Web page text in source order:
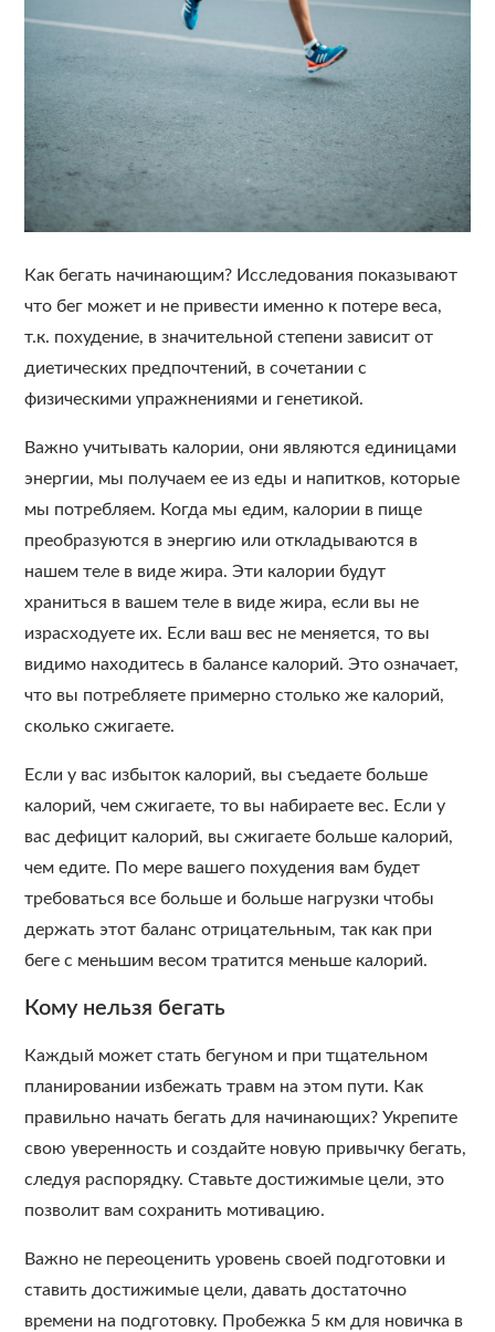
Как бегать начинающим? Исследования показывают
что бег может и не привести именно к потере веса,
т.к. похудение, в значительной степени зависит от
диетических предпочтений, в сочетании с
физическими упражнениями и генетикой.
Важно учитывать калории, они являются единицами
энергии, мы получаем ее из еды и напитков, которые
мы потребляем. Когда мы едим, калории в пище
преобразуются в энергию или откладываются в
нашем теле в виде жира. Эти калории будут
храниться в вашем теле в виде жира, если вы не
израсходуете их. Если ваш вес не меняется, то вы
видимо находитесь в балансе калорий. Это означает,
что вы потребляете примерно столько же калорий,
сколько сжигаете.
Если у вас избыток калорий, вы съедаете больше
калорий, чем сжигаете, то вы набираете вес. Если у
вас дефицит калорий, вы сжигаете больше калорий,
чем едите. По мере вашего похудения вам будет
требоваться все больше и больше нагрузки чтобы
держать этот баланс отрицательным, так как при
беге с меньшим весом тратится меньше калорий.
Кому нельзя бегать
Каждый может стать бегуном и при тщательном
планировании избежать травм на этом пути. Как
правильно начать бегать для начинающих? Укрепите
свою уверенность и создайте новую привычку бегать,
следуя распорядку. Ставьте достижимые цели, это
позволит вам сохранить мотивацию.
Важно не переоценить уровень своей подготовки и
ставить достижимые цели, давать достаточно
времени на подготовку. Пробежка 5 км для новичка в